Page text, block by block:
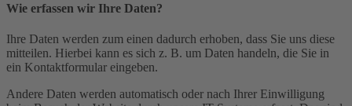
Wie erfassen wir Ihre Daten?
Ihre Daten werden zum einen dadurch erhoben, dass Sie uns diese
mitteilen. Hierbei kann es sich z. B. um Daten handeln, die Sie in
ein Kontaktformular eingeben.
Andere Daten werden automatisch oder nach Ihrer Einwilligung